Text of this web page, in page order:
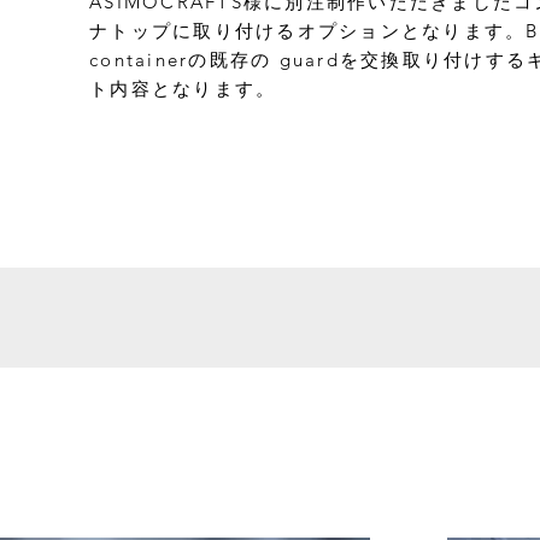
ナトップに取り付けるオプションとなります。
containerの既存の guardを交換取り付けする
ト内容となります。